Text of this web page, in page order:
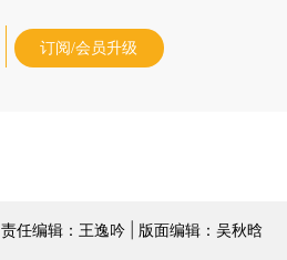
订阅/会员升级
责任编辑：王逸吟 | 版面编辑：吴秋晗